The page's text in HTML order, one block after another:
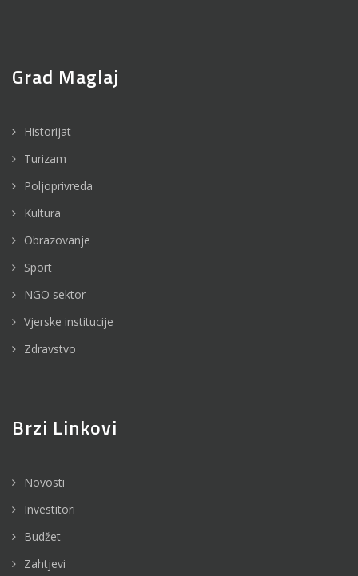
Grad Maglaj
Historijat
Turizam
Poljoprivreda
Kultura
Obrazovanje
Sport
NGO sektor
Vjerske institucije
Zdravstvo
Brzi Linkovi
Novosti
Investitori
Budžet
Zahtjevi